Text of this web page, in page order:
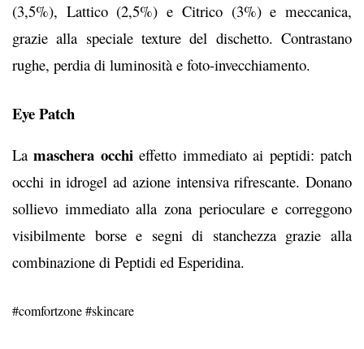
(3,5%), Lattico (2,5%) e Citrico (3%) e meccanica,
grazie alla speciale texture del dischetto. Contrastano
rughe, perdia di luminosità e foto-invecchiamento.
Eye Patch
Lamaschera occhieffetto immediato ai peptidi: patch
occhi in idrogel ad azione intensiva rifrescante. Donano
sollievo immediato alla zona perioculare e correggono
visibilmente borse e segni di stanchezza grazie alla
combinazione di Peptidi ed Esperidina.
#comfortzone#skincare